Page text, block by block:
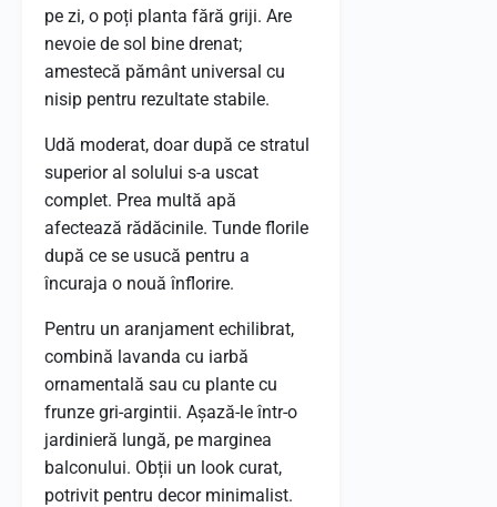
pe zi, o poți planta fără griji. Are
nevoie de sol bine drenat;
amestecă pământ universal cu
nisip pentru rezultate stabile.
Udă moderat, doar după ce stratul
superior al solului s-a uscat
complet. Prea multă apă
afectează rădăcinile. Tunde florile
după ce se usucă pentru a
încuraja o nouă înflorire.
Pentru un aranjament echilibrat,
combină lavanda cu iarbă
ornamentală sau cu plante cu
frunze gri-argintii. Așază-le într-o
jardinieră lungă, pe marginea
balconului. Obții un look curat,
potrivit pentru decor minimalist.